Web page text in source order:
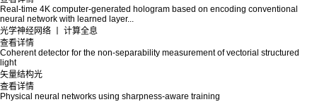
Real-time 4K computer-generated hologram based on encoding conventional
neural network with learned layer...
光学神经网络 丨 计算全息
查看详情
Coherent detector for the non-separability measurement of vectorial structured
light
矢量结构光
查看详情
Physical neural networks using sharpness-aware training